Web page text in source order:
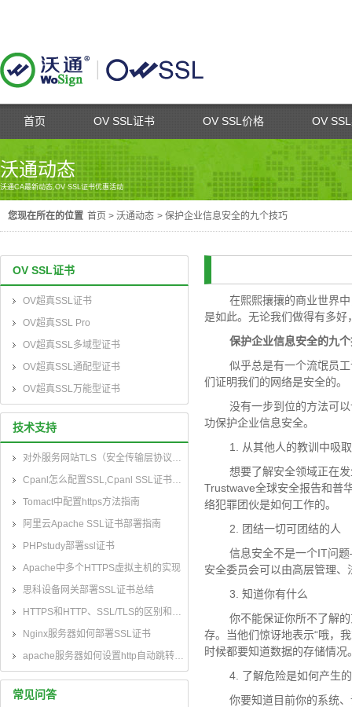
首页 OV SSL证书 OV SSL价格 OV
沃通动态
沃通CA最新动态,OV SSL证书优惠活动
您现在所在的位置 首页 > 沃通动态 > 保护企业信息安全的九个技巧
OV SSL证书
OV超真SSL证书
OV超真SSL Pro
OV超真SSL多域型证书
OV超真SSL通配型证书
OV超真SSL万能型证书
技术支持
对外服务网站TLS（安全传输层协议）部署指南
Cpanl怎么配置SSL,Cpanl SSL证书部署指南
Tomact中配置https方法指南
阿里云Apache SSL证书部署指南
PHPstudy部署ssl证书
Apache中多个HTTPS虚拟主机的实现
思科设备网关部署SSL证书总结
HTTPS和HTTP、SSL/TLS的区别和联系
Nginx服务器如何部署SSL证书
apache服务器如何设置http自动跳转到https
常见问答
在熙熙攘攘的商业世界中
是如此。无论我们做得有多
保护企业信息安全的九
似乎总是有一个流氓员工
们证明我们的网络是安全的。
没有一步到位的方法可以
功保护企业信息安全。
1. 从其他人的教训中吸取
想要了解安全领域正在发
Trustwave全球安全报告和普
络犯罪团伙是如何工作的。
2. 团结一切可团结的人
信息安全不是一个IT问题–
安全委员会可以由高层管理
3. 知道你有什么
你不能保证你所不了解的
存。当他们惊讶地表示“哦，
时候都要知道数据的存储情况
4. 了解危险是如何产生的
你要知道目前你的系统、